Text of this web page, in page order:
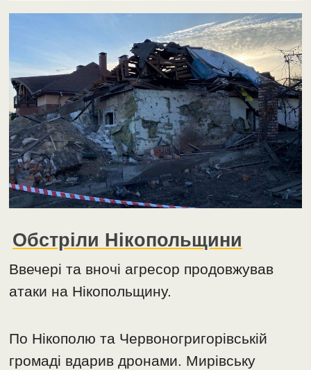
Обстріли Нікопольщини
Ввечері та вночі агресор продовжував
атаки на Нікопольщину.
По Нікополю та Червоногригорівській
громаді вдарив дронами. Мирівську